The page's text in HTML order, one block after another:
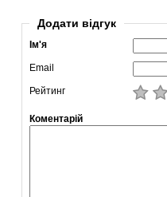
Додати відгук
Ім'я
Email
Рейтинг
Коментарій